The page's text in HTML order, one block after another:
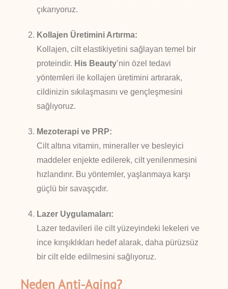
çıkarıyoruz.
Kollajen Üretimini Artırma:
Kollajen, cilt elastikiyetini sağlayan temel bir
proteindir. His Beauty’nin özel tedavi
yöntemleri ile kollajen üretimini artırarak,
cildinizin sıkılaşmasını ve gençleşmesini
sağlıyoruz.
Mezoterapi ve PRP:
Cilt altına vitamin, mineraller ve besleyici
maddeler enjekte edilerek, cilt yenilenmesini
hızlandırır. Bu yöntemler, yaşlanmaya karşı
güçlü bir savaşçıdır.
Lazer Uygulamaları:
Lazer tedavileri ile cilt yüzeyindeki lekeleri ve
ince kırışıklıkları hedef alarak, daha pürüzsüz
bir cilt elde edilmesini sağlıyoruz.
Neden Anti-Aging?